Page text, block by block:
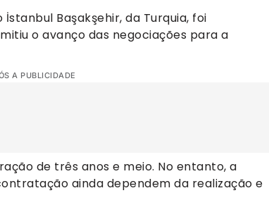
Başakşehir, da Turquia, foi
o avanço das negociações para a
A PUBLICIDADE
de três anos e meio. No entanto, a
ainda dependem da realização e